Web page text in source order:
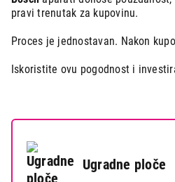
pravi trenutak za kupovinu.
Proces je jednostavan. Nakon
Iskoristite ovu pogodnost i
Ugradne ploče